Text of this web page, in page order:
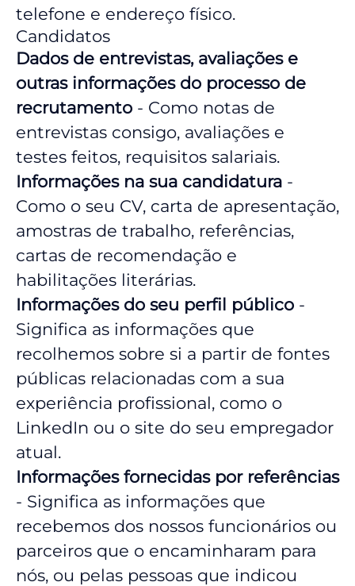
telefone e endereço físico.
Candidatos
Dados de entrevistas, avaliações e
outras informações do processo de
recrutamento - Como notas de
entrevistas consigo, avaliações e
testes feitos, requisitos salariais.
Informações na sua candidatura -
Como o seu CV, carta de apresentação,
amostras de trabalho, referências,
cartas de recomendação e
habilitações literárias.
Informações do seu perfil público -
Significa as informações que
recolhemos sobre si a partir de fontes
públicas relacionadas com a sua
experiência profissional, como o
LinkedIn ou o site do seu empregador
atual.
Informações fornecidas por referências
- Significa as informações que
recebemos dos nossos funcionários ou
parceiros que o encaminharam para
nós, ou pelas pessoas que indicou